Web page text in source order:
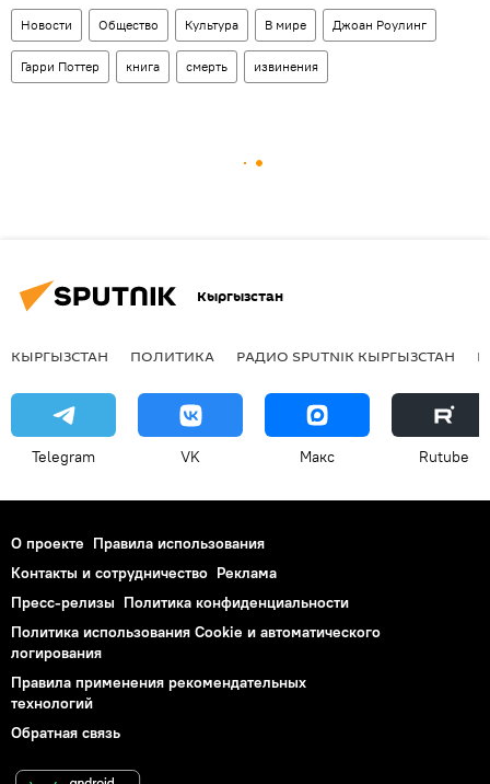
Новости Общество Культура В мире Джоан Роулинг
Гарри Поттер книга смерть извинения
Кыргызстан
КЫРГЫЗСТАН ПОЛИТИКА РАДИО SPUTNIK КЫРГЫЗСТАН
Telegram VK Макс Rutube
О проекте Правила использования
Контакты и сотрудничество Реклама
Пресс-релизы Политика конфиденциальности
Политика использования Cookie и автоматического
логирования
Правила применения рекомендательных
технологий
Обратная связь